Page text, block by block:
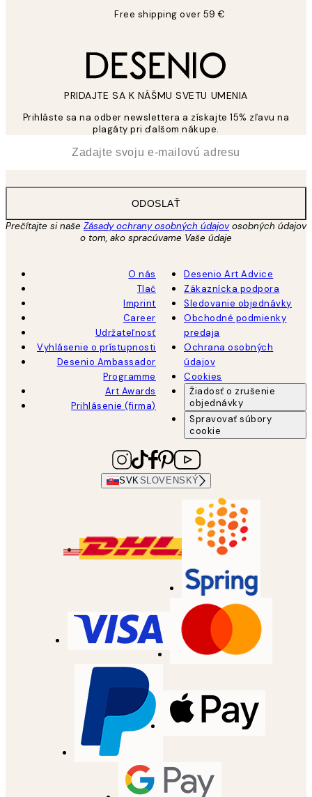
Free shipping over 59 €
PRIDAJTE SA K NÁŠMU SVETU UMENIA
Prihláste sa na odber newslettera a získajte 15% zľavu na
plagáty pri ďalšom nákupe.
ODOSLAŤ
Prečítajte si naše Zásady ochrany osobných údajovosobných údajov
o tom, ako spracúvame Vaše údaje
O nás
Tlač
Imprint
Career
Udržateľnosť
Vyhlásenie o prístupnosti
Desenio Ambassador
Programme
Art Awards
Prihlásenie (firma)
Desenio Art Advice
Zákaznícka podpora
Sledovanie objednávky
Obchodné podmienky
predaja
Ochrana osobných
údajov
Cookies
Žiadosť o zrušenie
objednávky
Spravovať súbory
cookie
SVKSLOVENSKÝ